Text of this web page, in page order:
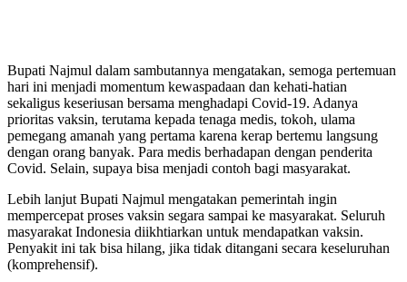
Bupati Najmul dalam sambutannya mengatakan, semoga pertemuan
hari ini menjadi momentum kewaspadaan dan kehati-hatian
sekaligus keseriusan bersama menghadapi Covid-19. Adanya
prioritas vaksin, terutama kepada tenaga medis, tokoh, ulama
pemegang amanah yang pertama karena kerap bertemu langsung
dengan orang banyak. Para medis berhadapan dengan penderita
Covid. Selain, supaya bisa menjadi contoh bagi masyarakat.
Lebih lanjut Bupati Najmul mengatakan pemerintah ingin
mempercepat proses vaksin segara sampai ke masyarakat. Seluruh
masyarakat Indonesia diikhtiarkan untuk mendapatkan vaksin.
Penyakit ini tak bisa hilang, jika tidak ditangani secara keseluruhan
(komprehensif).